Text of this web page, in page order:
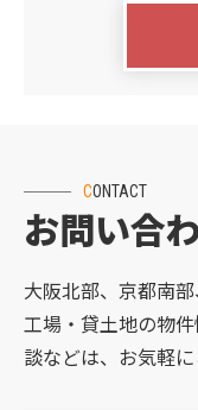
CONTACT
お問い合
大阪北部、京都南
工場・貸土地の物
談などは、お気軽に